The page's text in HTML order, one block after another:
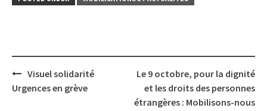
Post
navigation
Visuel solidarité
Urgences en grève
Le 9 octobre, pour la dignité
et les droits des personnes
étrangères : Mobilisons-nous